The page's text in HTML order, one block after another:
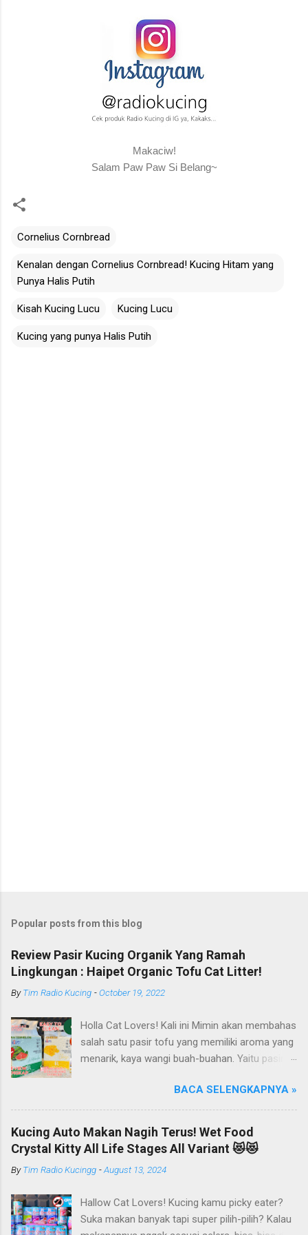
Makaciw!
Salam Paw Paw Si Belang~
Cornelius Cornbread
Kenalan dengan Cornelius Cornbread! Kucing Hitam yang
Punya Halis Putih
Kisah Kucing Lucu Kucing Lucu
Kucing yang punya Halis Putih
Popular posts from this blog
Review Pasir Kucing Organik Yang Ramah
Lingkungan : Haipet Organic Tofu Cat Litter!
ByTim Radio Kucing -October 19, 2022
Holla Cat Lovers! Kali ini Mimin akan membahas
salah satu pasir tofu yang memiliki aroma yang
menarik, kaya wangi buah-buahan. Yaitu pasir
Haipet merupakan salah satu merk produk
kucing yang diproduksi oleh PT. Arthacat Tirta
Surya, Indonesia. Perusahaan ini bergerak di
bidang produk perlengkapan kucing, seperti Cat
Tree Furniture, Cat Accessories, Cat Food, Cat
Litter, Cat Sandbox/Cat Litter, dan lain-lain.
dahulu dari PT. Arthacat Tirta Surya ini, ada
Arthacat Cat Litter, Sandbox/Cat Litter, Cat
BACA SELENGKAPNYA »
Kucing Auto Makan Nagih Terus! Wet Food
Crystal Kitty All Life Stages All Variant 😻😻
ByTim Radio Kucingg -August 13, 2024
Hallow Cat Lovers! Kucing kamu picky eater?
Suka makan banyak tapi super pilih-pilih? Kalau